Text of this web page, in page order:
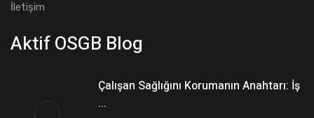
İletişim
Aktif OSGB Blog
Çalışan Sağlığını Korumanın Anahtarı: İş
...